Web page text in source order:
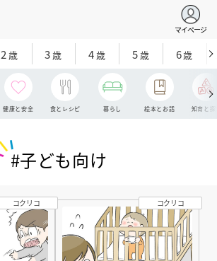
マイページ
2 歳 3歳 4歳 5歳 6歳
健康と安全 食とレシピ 暮らし 絵本とお話 知育と探
#子ども向け
コクリコ コクリコ